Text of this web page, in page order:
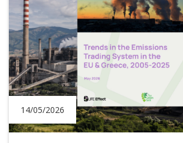
14/05/2026